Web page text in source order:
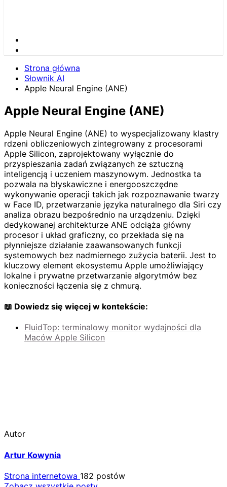
Strona główna
Słownik AI
Apple Neural Engine (ANE)
Apple Neural Engine (ANE)
Apple Neural Engine (ANE) to wyspecjalizowany klastry
rdzeni obliczeniowych zintegrowany z procesorami
Apple Silicon, zaprojektowany wyłącznie do
przyspieszania zadań związanych ze sztuczną
inteligencją i uczeniem maszynowym. Jednostka ta
pozwala na błyskawiczne i energooszczędne
wykonywanie operacji takich jak rozpoznawanie twarzy
w Face ID, przetwarzanie języka naturalnego dla Siri czy
analiza obrazu bezpośrednio na urządzeniu. Dzięki
dedykowanej architekturze ANE odciąża główny
procesor i układ graficzny, co przekłada się na
płynniejsze działanie zaawansowanych funkcji
systemowych bez nadmiernego zużycia baterii. Jest to
kluczowy element ekosystemu Apple umożliwiający
lokalne i prywatne przetwarzanie algorytmów bez
konieczności łączenia się z chmurą.
📖 Dowiedz się więcej w kontekście:
FluidTop: terminalowy monitor wydajności dla
Maców Apple Silicon
Autor
Artur Kowynia
Strona internetowa 182 postów